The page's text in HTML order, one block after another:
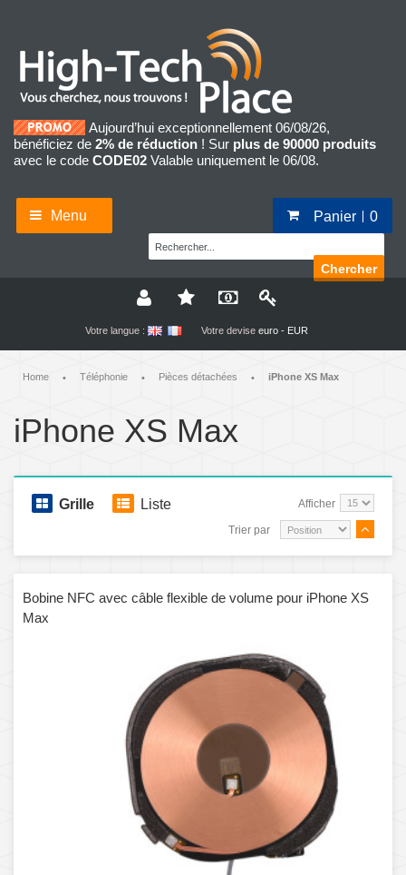
Aujourd’hui exceptionnellement 06/08/26,
bénéficiez de 2% de réduction ! Sur plus de 90000 produits
avec le code CODE02 Valable uniquement le 06/08.
Menu Panier 0
Chercher
Votre langue : Votre devise euro - EUR
Home • Téléphonie • Pièces détachées • iPhone XS Max
iPhone XS Max
Grille Liste Afficher
Trier par
Bobine NFC avec câble flexible de volume pour iPhone XS
Max